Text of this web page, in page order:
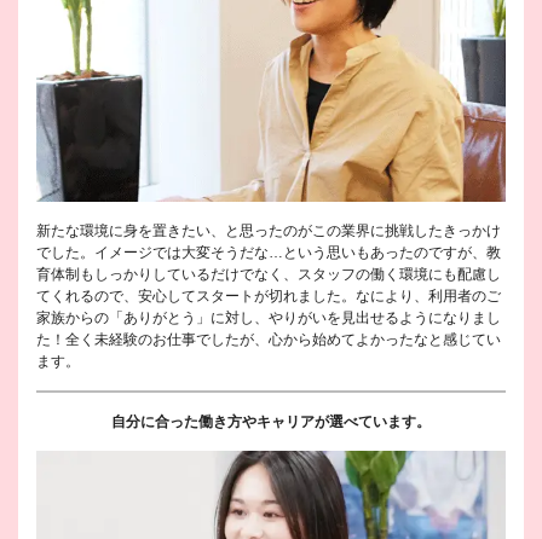
新たな環境に身を置きたい、と思ったのがこの業界に挑戦したきっかけ
でした。イメージでは大変そうだな…という思いもあったのですが、教
育体制もしっかりしているだけでなく、スタッフの働く環境にも配慮し
てくれるので、安心してスタートが切れました。なにより、利用者のご
家族からの「ありがとう」に対し、やりがいを見出せるようになりまし
た！全く未経験のお仕事でしたが、心から始めてよかったなと感じてい
ます。
自分に合った働き方やキャリアが選べています。